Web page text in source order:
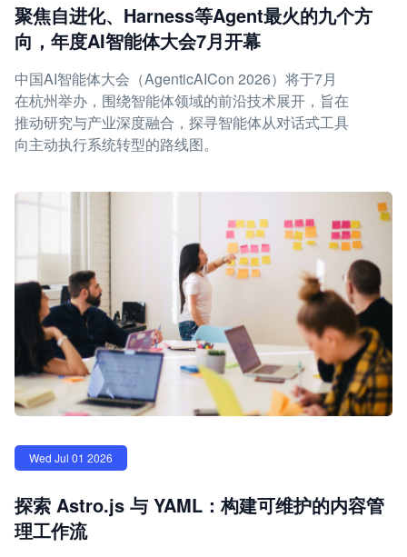
聚焦自进化、Harness等Agent最火的九个方
向，年度AI智能体大会7月开幕
中国AI智能体大会（AgenticAICon 2026）将于7月
在杭州举办，围绕智能体领域的前沿技术展开，旨在
推动研究与产业深度融合，探寻智能体从对话式工具
向主动执行系统转型的路线图。
Wed Jul 01 2026
探索 Astro.js 与 YAML：构建可维护的内容管
理工作流